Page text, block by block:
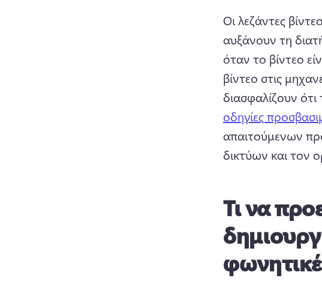
Οι λεζάντες
αυξάνουν τη
όταν το βίντεο
βίντεο στις
διασφαλίζουν
οδηγίες
απαιτούμενων
δικτύων και τον
Τι να